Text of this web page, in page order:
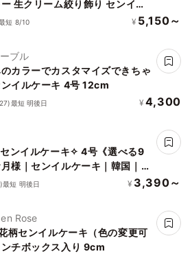
生クリーム絞り飾り センイル
（黄） クリームカラーは5色から
短 8/10 ¥ 5,150～
ブル
カラーでカスタマイズできちゃ
ンイルケーキ 4号 12cm
最短 明後日 ¥ 4,300
ンイルケーキ✧ 4号《選べる9
様｜センイルケーキ｜韓国｜お
とメッセージ♪》
最短 明後日 ¥ 3,390～
Rose
柄センイルケーキ（色の変更可
チボックス入り 9cm